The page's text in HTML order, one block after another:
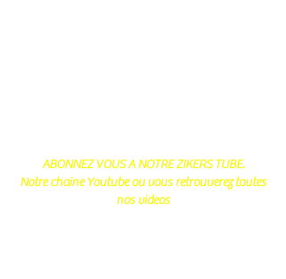
ABONNEZ VOUS A NOTRE ZIKERS TUBE.
Notre chaine Youtube ou vous retrouverez toutes
nos videos